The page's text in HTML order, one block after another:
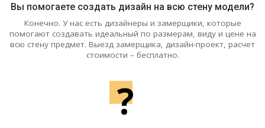
Вы помогаете создать дизайн на всю стену модели?
Конечно. У нас есть дизайнеры и замерщики, которые
помогают создавать идеальный по размерам, виду и цене на
всю стену предмет. Выезд замерщика, дизайн-проект, расчет
стоимости – бесплатно.
?